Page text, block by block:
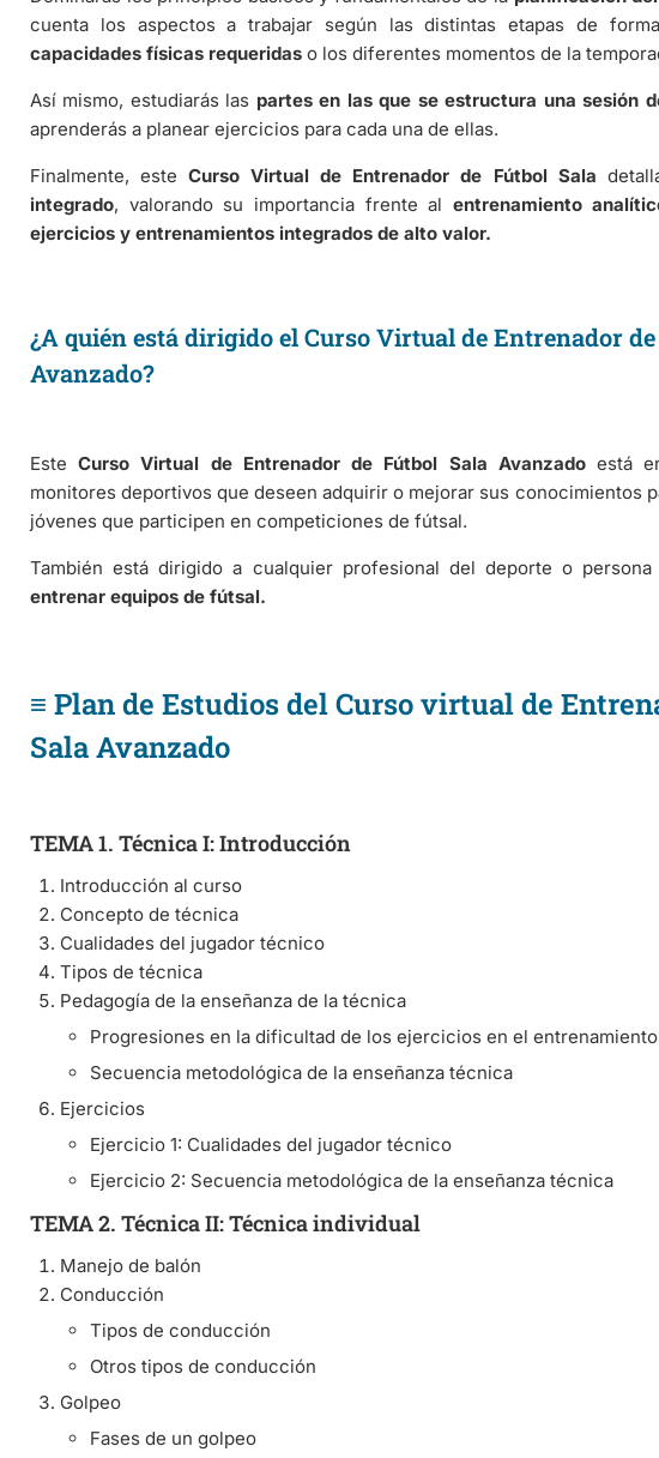
cuenta los aspectos a trabajar según las distintas etapas de
capacidades físicas requeridas o los diferentes momentos de la
Así mismo, estudiarás las partes en las que se estructura una sesión
aprenderás a planear ejercicios para cada una de ellas.
Finalmente, esteCurso Virtual de Entrenador de Fútbol Sala
integrado, valorando su importancia frente al entrenamiento
ejercicios y entrenamientos integrados de alto valor.
¿A quién está dirigido el Curso Virtual de Entrenador
Avanzado?
EsteCurso Virtual de Entrenador de Fútbol Sala Avanzadoestá
monitores deportivos que deseen adquirir o mejorar sus conocimientos
jóvenes que participen en competiciones de fútsal.
También está dirigido a cualquier profesional del deporte o
entrenar equipos de fútsal.
≡ Plan de Estudios del Curso virtual de
Sala Avanzado
TEMA 1. Técnica I: Introducción
Introducción al curso
Concepto de técnica
Cualidades del jugador técnico
Tipos de técnica
Pedagogía de la enseñanza de la técnica
Progresiones en la dificultad de los ejercicios en el
Secuencia metodológica de la enseñanza técnica
Ejercicios
Ejercicio 1: Cualidades del jugador técnico
Ejercicio 2: Secuencia metodológica de la enseñanza técnica
TEMA 2. Técnica II: Técnica individual
Manejo de balón
Conducción
Tipos de conducción
Otros tipos de conducción
Golpeo
Fases de un golpeo